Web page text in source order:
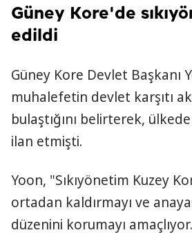
Güney Kore'de
edildi
Güney Kore Devlet Başkanı
muhalefetin devlet karşıtı
bulaştığını belirterek,
ilan etmişti.
Yoon, "Sıkıyönetim Kuzey
ortadan kaldırmayı ve
düzenini korumayı